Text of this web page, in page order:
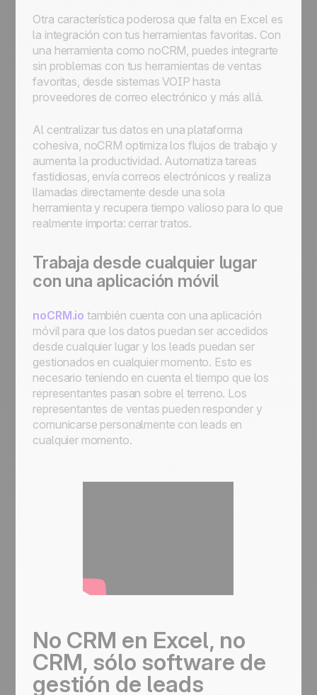
Otra característica poderosa que falta en Excel es
la integración con tus herramientas favoritas. Con
una herramienta como noCRM, puedes integrarte
sin problemas con tus herramientas de ventas
favoritas, desde sistemas VOIP hasta
proveedores de correo electrónico y más allá.
Al centralizar tus datos en una plataforma
cohesiva, noCRM optimiza los flujos de trabajo y
aumenta la productividad. Automatiza tareas
fastidiosas, envía correos electrónicos y realiza
llamadas directamente desde una sola
herramienta y recupera tiempo valioso para lo que
realmente importa: cerrar tratos.
Trabaja desde cualquier lugar
con una aplicación móvil
noCRM.io también cuenta con una aplicación
móvil para que los datos puedan ser accedidos
desde cualquier lugar y los leads puedan ser
gestionados en cualquier momento. Esto es
necesario teniendo en cuenta el tiempo que los
representantes pasan sobre el terreno. Los
representantes de ventas pueden responder y
comunicarse personalmente con leads en
cualquier momento.
No CRM en Excel, no
CRM, sólo software de
gestión de leads